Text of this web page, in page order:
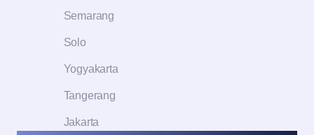
Semarang
Solo
Yogyakarta
Tangerang
Jakarta